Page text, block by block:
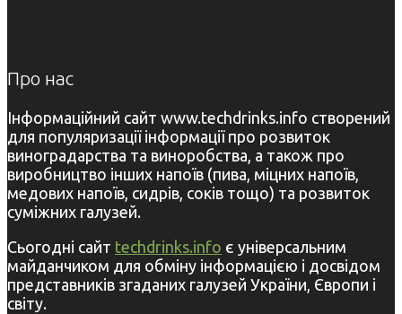
Про нас
Інформаційний сайт www.techdrinks.info створений
для популяризації інформації про розвиток
виноградарства та виноробства, а також про
виробництво інших напоїв (пива, міцних напоїв,
медових напоїв, сидрів, соків тощо) та розвиток
суміжних галузей.
Сьогодні сайт techdrinks.info є універсальним
майданчиком для обміну інформацією і досвідом
представників згаданих галузей України, Європи і
світу.